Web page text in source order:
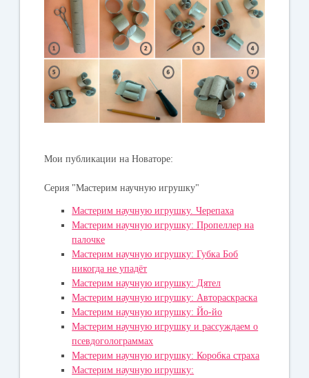
Мои публикации на Новаторе:
Серия "Мастерим научную игрушку"
Мастерим научную игрушку. Черепаха
Мастерим научную игрушку: Пропеллер на
палочке
Мастерим научную игрушку: Губка Боб
никогда не упадёт
Мастерим научную игрушку: Дятел
Мастерим научную игрушку: Автораскраска
Мастерим научную игрушку: Йо-йо
Мастерим научную игрушку и рассуждаем о
псевдоголограммах
Мастерим научную игрушку: Коробка страха
Мастерим научную игрушку: